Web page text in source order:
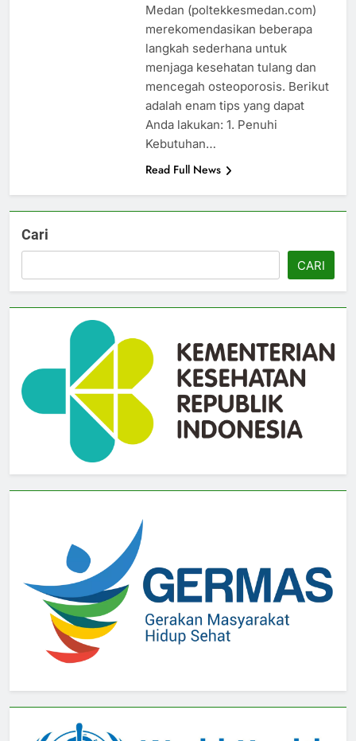
Medan (poltekkesmedan.com)
merekomendasikan beberapa
langkah sederhana untuk
menjaga kesehatan tulang dan
mencegah osteoporosis. Berikut
adalah enam tips yang dapat
Anda lakukan: 1. Penuhi
Kebutuhan…
Read Full News
Cari
CARI